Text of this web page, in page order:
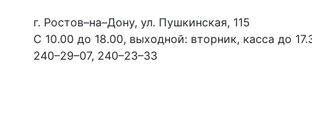
г. Ростов–на–Дону, ул. Пушкинская, 115
С 10.00 до 18.00, выходной: вторник, касса до
240–29–07, 240–23–33